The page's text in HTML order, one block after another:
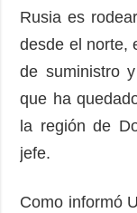
Rusia es
desde el norte,
de suministro
que ha
la región de
jefe.
Como informó